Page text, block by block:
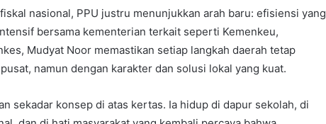
nasional, PPU justru menunjukkan arah baru: efisiensi yang
bersama kementerian terkait seperti Kemenkeu,
Mudyat Noor memastikan setiap langkah daerah tetap
namun dengan karakter dan solusi lokal yang kuat.
sekadar konsep di atas kertas. Ia hidup di dapur sekolah, di